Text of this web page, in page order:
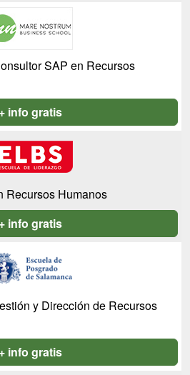
SAP en Recursos
+ info gratis
Recursos Humanos
+ info gratis
y Dirección de Recursos
+ info gratis